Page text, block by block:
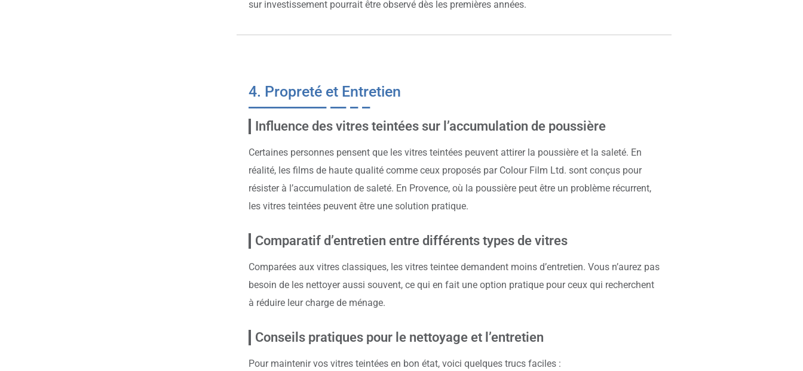
sur investissement pourrait être observé dès les premières années.
4. Propreté et Entretien
Influence des vitres teintées sur l’accumulation de poussière
Certaines personnes pensent que les vitres teintées peuvent attirer la poussière et la saleté. En
réalité, les films de haute qualité comme ceux proposés par Colour Film Ltd. sont conçus pour
résister à l’accumulation de saleté. En Provence, où la poussière peut être un problème récurrent,
les vitres teintées peuvent être une solution pratique.
Comparatif d’entretien entre différents types de vitres
Comparées aux vitres classiques, les vitres teintee demandent moins d’entretien. Vous n’aurez pas
besoin de les nettoyer aussi souvent, ce qui en fait une option pratique pour ceux qui recherchent
à réduire leur charge de ménage.
Conseils pratiques pour le nettoyage et l’entretien
Pour maintenir vos vitres teintées en bon état, voici quelques trucs faciles :